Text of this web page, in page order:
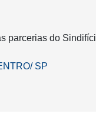
parcerias do
SP